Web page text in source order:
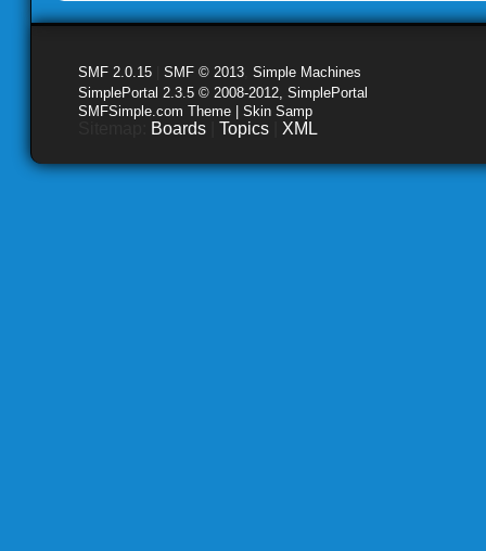
SMF 2.0.15 SMF © 2013 Simple Machines
SimplePortal 2.3.5 © 2008-2012, SimplePortal
SMFSimple.com Theme | Skin Samp
Boards Topics XML